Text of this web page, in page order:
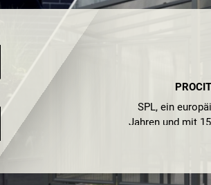
SPL, ein
Jahren und mit
Stadtmöblierung